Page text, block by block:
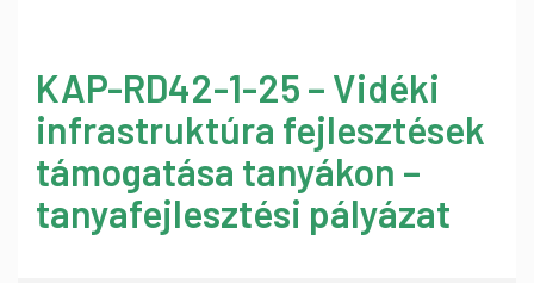
KAP-RD42-1-25 – Vidéki
infrastruktúra fejlesztések
támogatása tanyákon –
tanyafejlesztési pályázat